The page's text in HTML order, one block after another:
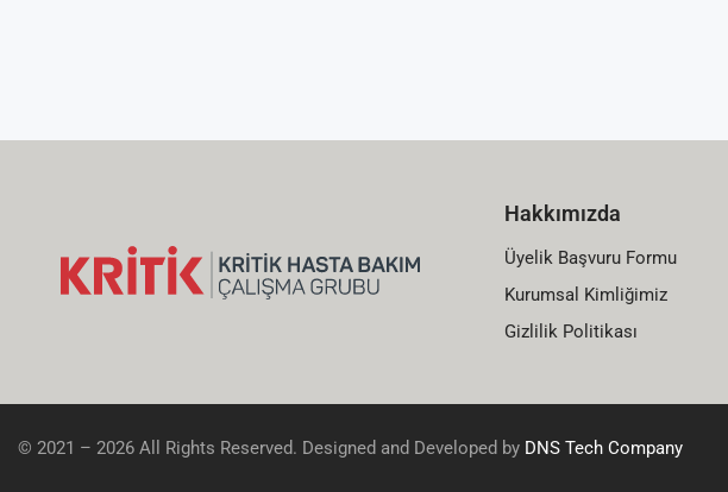
Hakkımızda
Üyelik Başvuru Formu
Kurumsal Kimliğimiz
Gizlilik Politikası
© 2021 – 2026 All Rights Reserved. Designed and Developed by DNS Tech Company